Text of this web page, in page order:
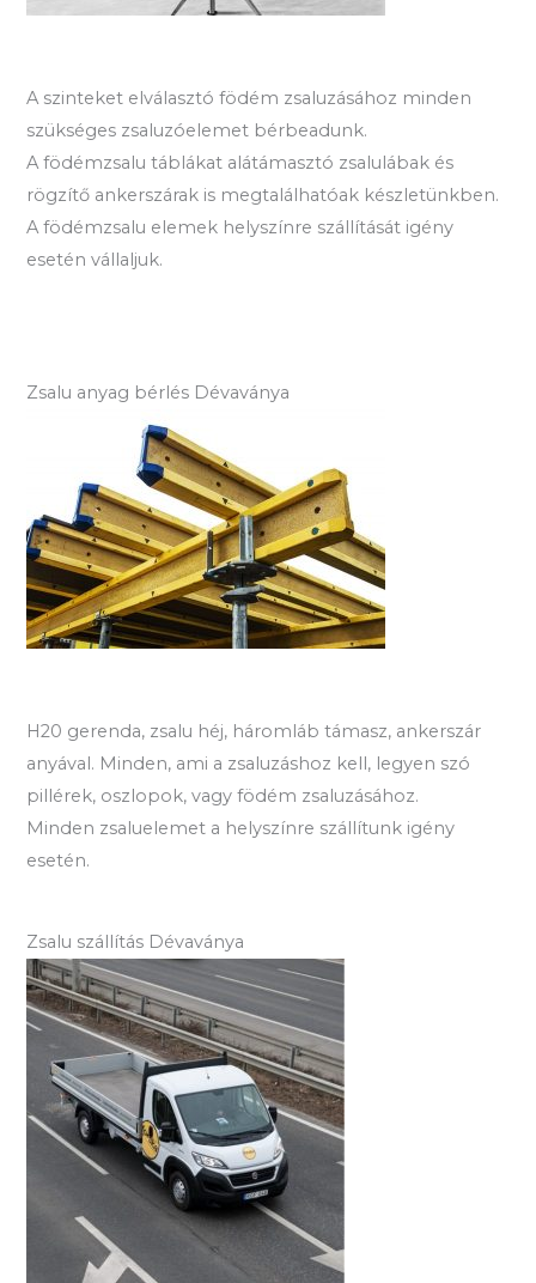
A szinteket elválasztó födém zsaluzásához minden
szükséges zsaluzóelemet bérbeadunk.
A födémzsalu táblákat alátámasztó zsalulábak és
rögzítő ankerszárak is megtalálhatóak készletünkben.
A födémzsalu elemek helyszínre szállítását igény
esetén vállaljuk.
Zsalu anyag bérlés Dévaványa
H20 gerenda, zsalu héj, háromláb támasz, ankerszár
anyával. Minden, ami a zsaluzáshoz kell, legyen szó
pillérek, oszlopok, vagy födém zsaluzásához.
Minden zsaluelemet a helyszínre szállítunk igény
esetén.
Zsalu szállítás Dévaványa